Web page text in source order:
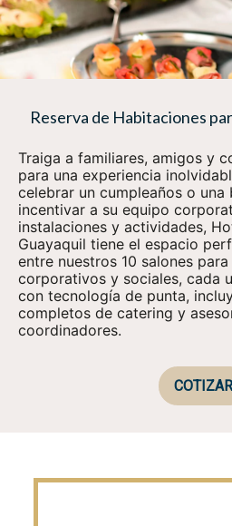
Reserva de Habitaciones
Traiga a familiares, amigos y
para una experiencia
celebrar un cumpleaños o una
incentivar a su equipo
instalaciones y actividades,
Guayaquil tiene el espacio
entre nuestros 10 salones
corporativos y sociales, cada
con tecnología de punta,
completos de catering y
coordinadores.
COTIZAR